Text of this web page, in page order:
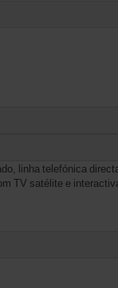
linha telefónica
satélite e